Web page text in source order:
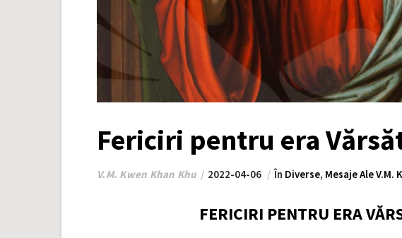
Fericiri pentru era
V.M. Kwen Khan Khu 2022-04-06 În Diverse, Mesaje Ale V.M.
FERICIRI PENTRU ERA